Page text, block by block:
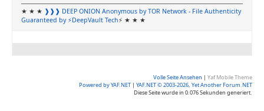
★ ★ ★ ❱❱❱ DEEP ONION Anonymous by TOR Network - File Authenticity
Guaranteed by ⚡DeepVault Tech⚡ ★ ★ ★
Volle Seite Ansehen | Yaf Mobile Theme
Powered by YAF.NET | YAF.NET © 2003-2026, Yet Another Forum.NET
Diese Seite wurde in 0.076 Sekunden generiert.